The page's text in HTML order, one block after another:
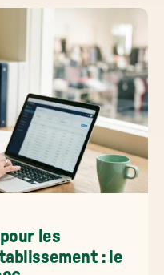
comparatif passe en revue 8
le positionnement de Libeo
les
: le